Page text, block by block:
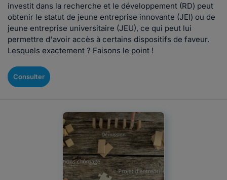
investit dans la recherche et le développement (RD) peut
obtenir le statut de jeune entreprise innovante (JEI) ou de
jeune entreprise universitaire (JEU), ce qui peut lui
permettre d'avoir accès à certains dispositifs de faveur.
Lesquels exactement ? Faisons le point !
Consulter